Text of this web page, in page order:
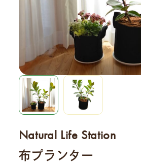
Natural Life Station
布プランター